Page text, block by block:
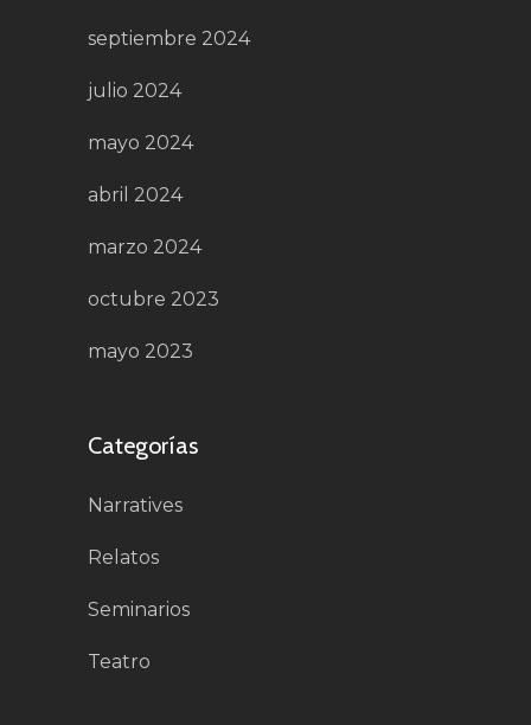
septiembre 2024
julio 2024
mayo 2024
abril 2024
marzo 2024
octubre 2023
mayo 2023
Categorías
Narratives
Relatos
Seminarios
Teatro